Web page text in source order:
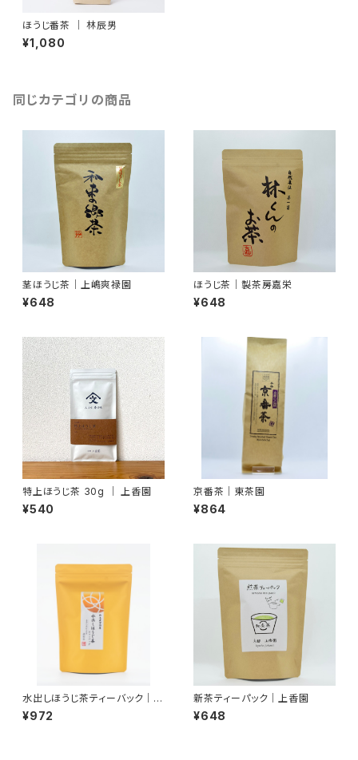
ほうじ番茶 ｜ 林辰男
¥1,080
同じカテゴリの商品
茎ほうじ茶｜上嶋爽禄園
¥648
ほうじ茶｜製茶房嘉栄
¥648
特上ほうじ茶 30g ｜ 上香園
¥540
京番茶｜東茶園
¥864
水出しほうじ茶ティーバック｜湊
製茶
¥972
新茶ティーパック｜上香園
¥648